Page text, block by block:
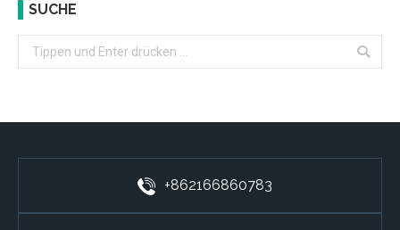
SUCHE
Search:
+862166860783